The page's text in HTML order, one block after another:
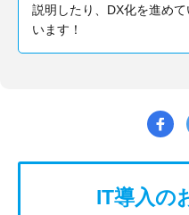
説明したり、DX化を進め
います！
IT導入の